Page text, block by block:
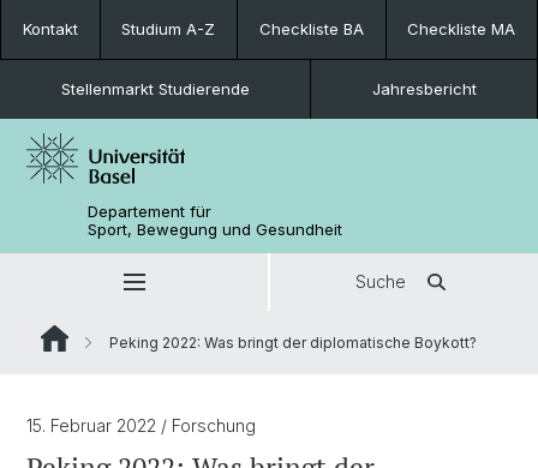
Kontakt Studium A-Z Checkliste BA Checkliste MA
Stellenmarkt Studierende Jahresbericht
Departement für
Sport, Bewegung und Gesundheit
Suche
Peking 2022: Was bringt der diplomatische Boykott?
15. Februar 2022 / Forschung